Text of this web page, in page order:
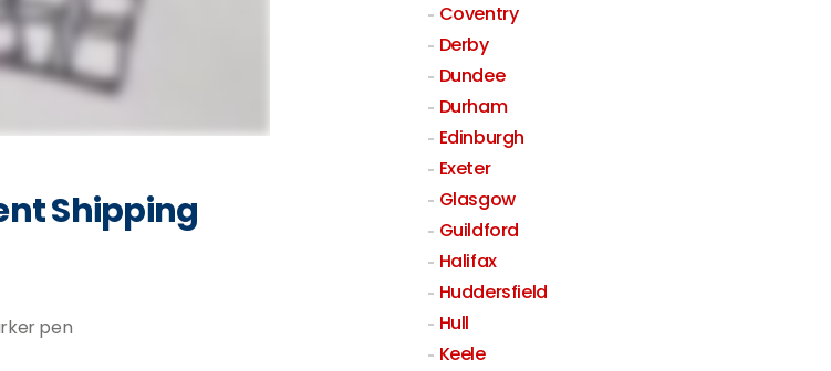
Shipping
pen
Coventry
Derby
Dundee
Durham
Edinburgh
Exeter
Glasgow
Guildford
Halifax
Huddersfield
Hull
Keele